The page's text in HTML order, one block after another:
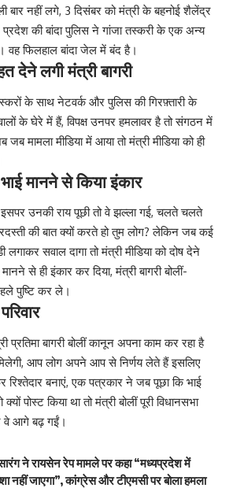
बार नहीं लगे, 3 दिसंबर को मंत्री के बहनोई शैलेंद्र
प्रदेश की बांदा पुलिस ने गांजा तस्करी के एक अन्य
वह फिलहाल बांदा जेल में बंद है।
देने लगी मंत्री बागरी
के साथ नेटवर्क और पुलिस की गिरफ़्तारी के
के घेरे में हैं, विपक्ष उनपर हमलावर है तो संगठन में
मामला मीडिया में आया तो मंत्री मीडिया को ही
मानने से किया इंकार
उनकी राय पूछी तो वे झल्ला गई, चलते चलते
की बात क्यों करते हो तुम लोग? लेकिन जब कई
सवाल दागा तो मंत्री मीडिया को दोष देने
से ही इंकार कर दिया, मंत्री बागरी बोलीं-
पुष्टि कर ले।
प्रतिमा बागरी बोलीं कानून अपना काम कर रहा है
आप लोग अपने आप से निर्णय लेते हैं इसलिए
रिश्तेदार बनाएं, एक पत्रकार ने जब पूछा कि भाई
पोस्ट किया था तो मंत्री बोलीं पूरी विधानसभा
वे आगे बढ़ गईं।
ने रायसेन रेप मामले पर कहा “मध्यप्रदेश में
नहीं जाएगा”, कांग्रेस और टीएमसी पर बोला हमला